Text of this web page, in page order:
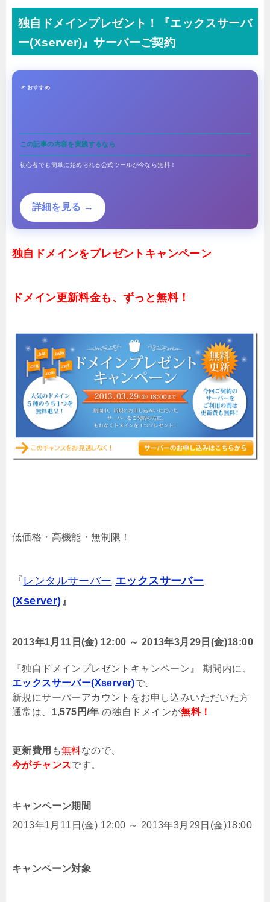
独自ドメインプレゼント！『エックスサーバ
ー(Xserver)』サーバーご契約
📌 おすすめ
この記事の内容を実践するなら
初心者でも簡単に始められる公式ツールが今なら無料！
詳細を見る →
独自ドメインをプレゼントキャンペーン
ドメイン更新料金も、ずっと無料！
低価格・高機能・無制限！
『 レンタルサーバー エックスサーバー
(Xserver) 』
2013年1月11日(金) 12:00 ～ 2013年3月29日(金)18:00
『独自ドメインプレゼントキャンペーン』 期間内に、
エックスサーバー(Xserver)で、
新規にサーバーアカウントをお申し込みいただいた方
通常は、 1,575円/年 の独自ドメインが無料！
更新費用 も無料なので、
今がチャンスです。
キャンペーン期間
2013年1月11日(金) 12:00 ～ 2013年3月29日(金)18:00
キャンペーン対象